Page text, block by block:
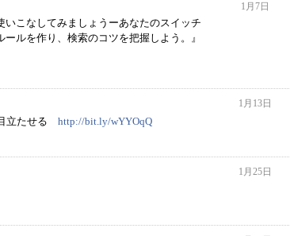
1月7日
こなしてみましょうーあなたのスイッチ
ルを作り、検索のコツを把握しよう。』
1月13日
立たせる http://bit.ly/wYYOqQ
1月25日